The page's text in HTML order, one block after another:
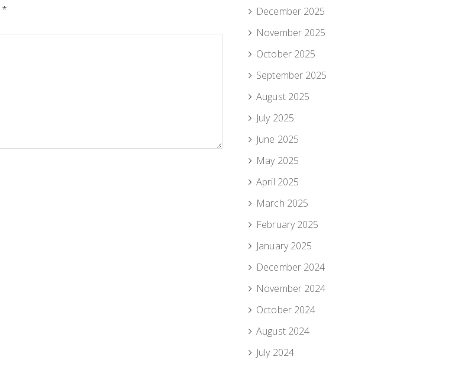
*
December 2025
November 2025
October 2025
September 2025
August 2025
July 2025
June 2025
May 2025
April 2025
March 2025
February 2025
January 2025
December 2024
November 2024
October 2024
August 2024
July 2024